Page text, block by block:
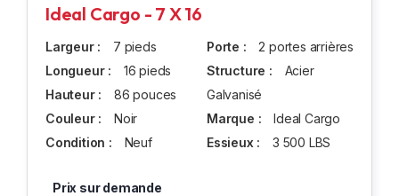
Ideal Cargo - 7 X 16
Largeur :
7 pieds
Longueur :
16 pieds
Hauteur :
86 pouces
Couleur :
Noir
Condition :
Neuf
Porte :
2 portes arrières
Structure :
Acier
Galvanisé
Marque :
Ideal Cargo
Essieux :
3 500 LBS
Prix sur demande